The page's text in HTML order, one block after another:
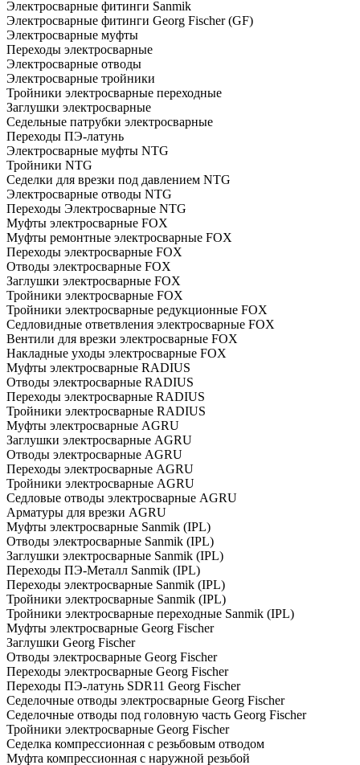
Электросварные фитинги Sanmik
Электросварные фитинги Georg Fischer (GF)
Электросварные муфты
Переходы электросварные
Электросварные отводы
Электросварные тройники
Тройники электросварные переходные
Заглушки электросварные
Седельные патрубки электросварные
Переходы ПЭ-латунь
Электросварные муфты NTG
Тройники NTG
Седелки для врезки под давлением NTG
Электросварные отводы NTG
Переходы Электросварные NTG
Муфты электросварные FOX
Муфты ремонтные электросварные FOX
Переходы электросварные FOX
Отводы электросварные FOX
Заглушки электросварные FOX
Тройники электросварные FOX
Тройники электросварные редукционные FOX
Седловидные ответвления электросварные FOX
Вентили для врезки электросварные FOX
Накладные уходы электросварные FOX
Муфты электросварные RADIUS
Отводы электросварные RADIUS
Переходы электросварные RADIUS
Тройники электросварные RADIUS
Муфты электросварные AGRU
Заглушки электросварные AGRU
Отводы электросварные AGRU
Переходы электросварные AGRU
Тройники электросварные AGRU
Седловые отводы электросварные AGRU
Арматуры для врезки AGRU
Муфты электросварные Sanmik (IPL)
Отводы электросварные Sanmik (IPL)
Заглушки электросварные Sanmik (IPL)
Переходы ПЭ-Металл Sanmik (IPL)
Переходы электросварные Sanmik (IPL)
Тройники электросварные Sanmik (IPL)
Тройники электросварные переходные Sanmik (IPL)
Муфты электросварные Georg Fischer
Заглушки Georg Fischer
Отводы электросварные Georg Fischer
Переходы электросварные Georg Fischer
Переходы ПЭ-латунь SDR11 Georg Fischer
Седелочные отводы электросварные Georg Fischer
Седелочные отводы под головную часть Georg Fischer
Тройники электросварные Georg Fischer
Седелка компрессионная с резьбовым отводом
Муфта компрессионная с наружной резьбой